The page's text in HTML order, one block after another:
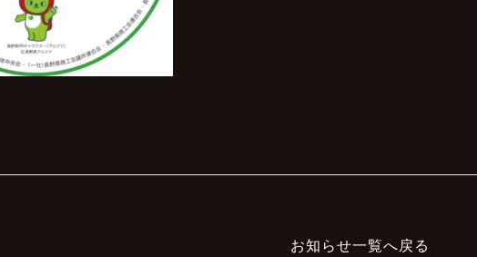
お知らせ一覧へ戻る